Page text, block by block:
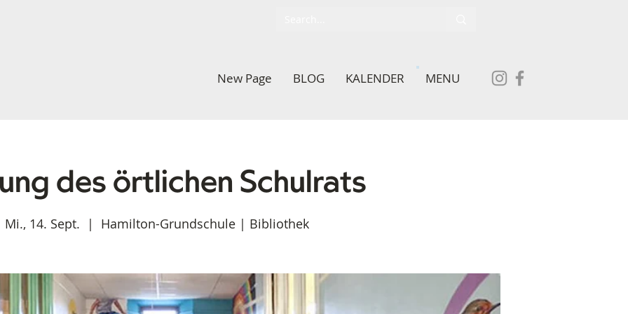
New Page BLOG KALENDER MENU
des örtlichen Schulrats
Mi., 14. Sept.
  |
Hamilton-Grundschule | Bibliothek